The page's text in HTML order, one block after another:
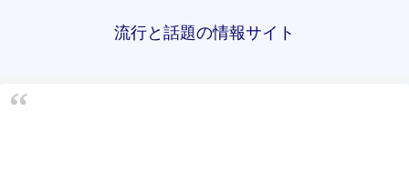
流行と話題の情報サイト